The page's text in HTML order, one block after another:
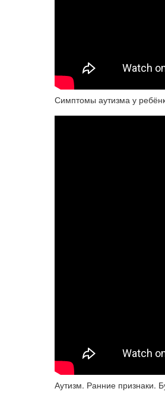
Симптомы аутизма у
Аутизм. Ранние признаки.